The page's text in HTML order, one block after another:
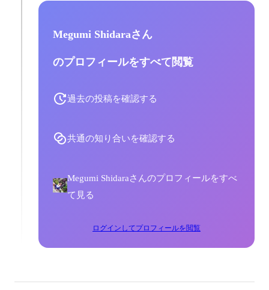
Megumi Shidaraさん
のプロフィールをすべて閲覧
過去の投稿を確認する
共通の知り合いを確認する
Megumi Shidaraさんのプロフィールをすべ
て見る
ログインしてプロフィールを閲覧